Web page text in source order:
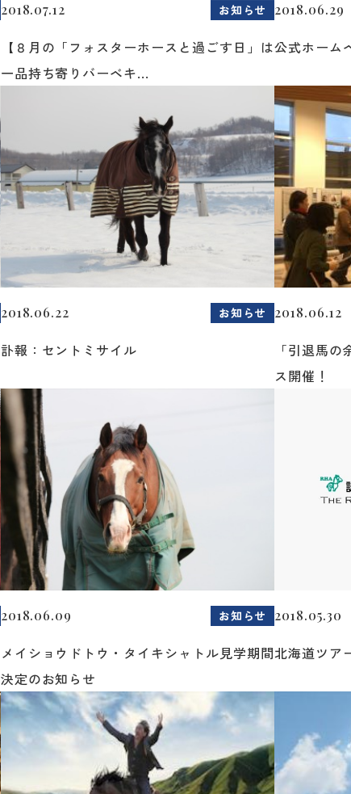
2018.07.12 お知らせ
【８月の「フォスターホースと過ごす日」は
一品持ち寄りバーベキ...
2018.06.29
公式ホーム
2018.06.22 お知らせ
訃報：セントミサイル
2018.06.12
「引退馬
ス開催！
2018.06.09 お知らせ
メイショウドトウ・タイキシャトル見学期間
決定のお知らせ
2018.05.30
北海道ツア